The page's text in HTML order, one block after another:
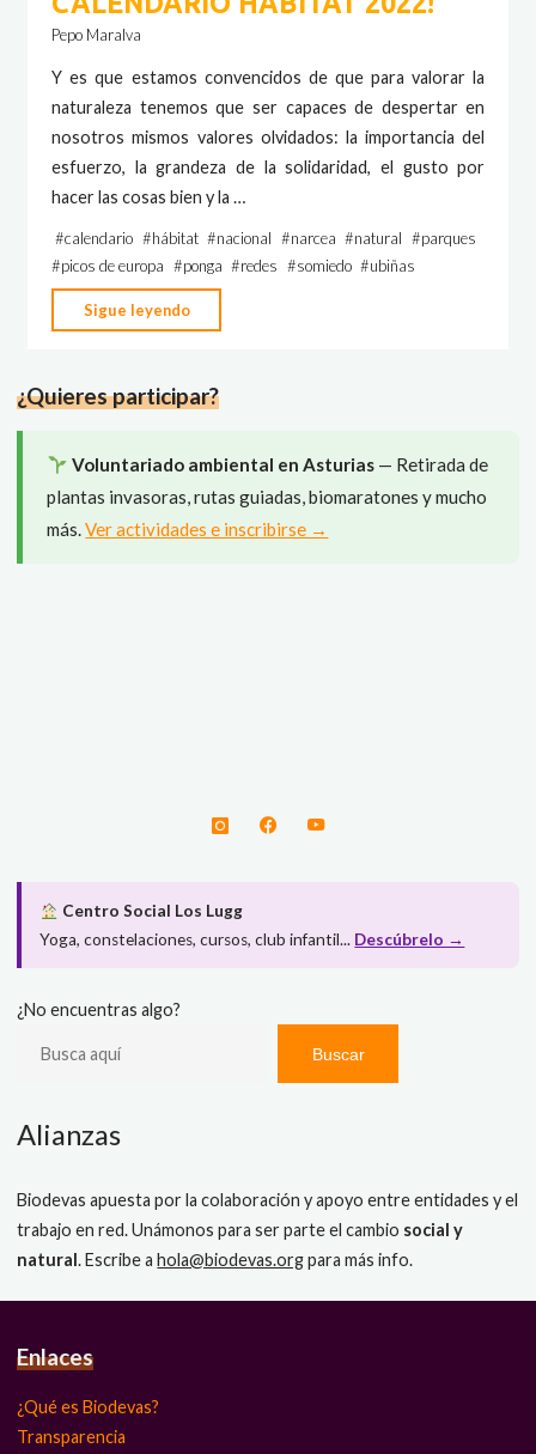
Pepo Maralva
Y es que estamos convencidos de que para valorar la
naturaleza tenemos que ser capaces de despertar en
nosotros mismos valores olvidados: la importancia del
esfuerzo, la grandeza de la solidaridad, el gusto por
hacer las cosas bien y la …
#calendario #hábitat #nacional #narcea #natural #parques
#picos de europa #ponga #redes #somiedo #ubiñas
Sigue leyendo
tenemos
nuevo
HÁBITAT
2022!"
¿Quieres participar?
Voluntariado ambiental en Asturias— Retirada de
plantas invasoras, rutas guiadas, biomaratones y mucho
más.Ver actividades e inscribirse →
Centro Social Los Lugg
Yoga, constelaciones, cursos, club infantil... Descúbrelo →
¿No encuentras algo?
Buscar
Alianzas
Biodevas apuesta por la colaboración y apoyo entre entidades y el
trabajo en red. Unámonos para ser parte el cambio social y
natural. Escribe ahola@biodevas.orgpara más info.
Enlaces
¿Qué es Biodevas?
Transparencia